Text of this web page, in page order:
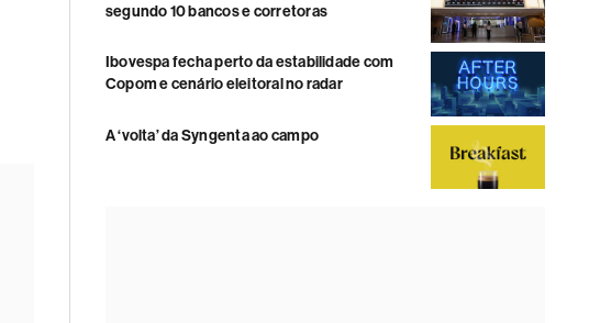
segundo 10 bancos e corretoras
Ibovespa fecha perto da estabilidade com
Copom e cenário eleitoral no radar
A ‘volta’ da Syngenta ao campo